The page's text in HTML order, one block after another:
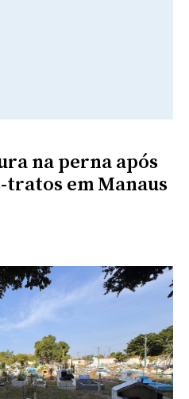
na perna após
tratos em Manaus